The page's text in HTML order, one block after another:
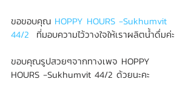
ขอขอบคุณ HOPPY HOURS -Sukhumvit
44/2
  ที่มอบความไว้วางใจให้เราผลิตน้ำดื่มค่ะ
ขอบคุณรูปสวยๆจากทางเพจ HOPPY
HOURS -Sukhumvit 44/2 ด้วยนะคะ